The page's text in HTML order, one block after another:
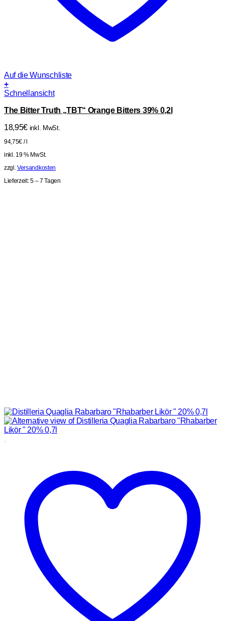
Auf die Wunschliste
+
Schnellansicht
The Bitter Truth „TBT“ Orange Bitters 39% 0,2l
18,95€ inkl. MwSt.
94,75€ /l
inkl. 19 % MwSt.
zzgl.Versandkosten
Lieferzeit:5 – 7 Tagen